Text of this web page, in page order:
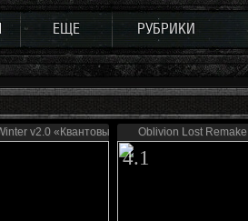
ЕЩЕ РУБРИКИ
v2.0 «Квантовый скачок»Oblivion Lost Remake
4.1